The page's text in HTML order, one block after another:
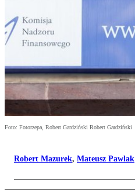
Foto: Fotorzepa, Robert Gardziński Robert Gardziński
Robert Mazurek, Mateusz Pawlak